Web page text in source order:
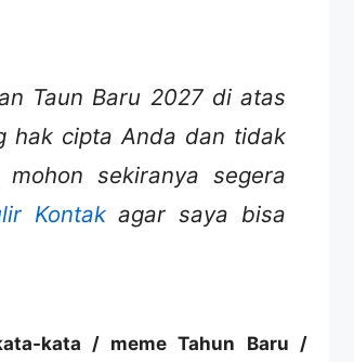
Taun Baru 2027 di atas
hak cipta Anda dan tidak
sekiranya segera
Kontakagar saya bisa
kata / meme Tahun Baru /